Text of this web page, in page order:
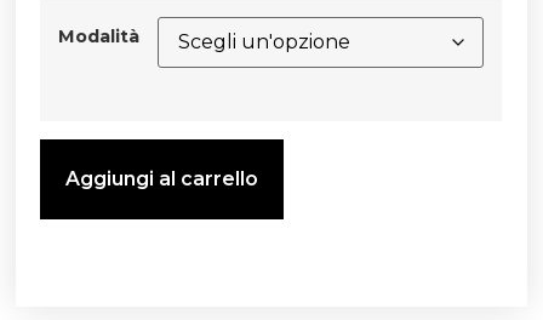
Modalità
Aggiungi al carrello